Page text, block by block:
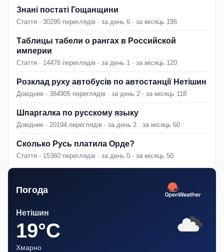
Знані постаті Гощанщини
Стаття · 30295 переглядів · за день 6 · за місяць 195
Таблицы табели о рангах в Российской
империи
Стаття · 14476 переглядів · за день 1 · за місяць 120
Розклад руху автобусів по автостанції Нетішин
Довідник · 384905 переглядів · за день 2 · за місяць 118
Шпаргалка по русскому языку
Довідник · 20194 переглядів · за день 2 · за місяць 60
Сколько Русь платила Орде?
Стаття · 15360 переглядів · за день 0 · за місяць 50
Погода
Нетішин
19°C
Хмарно